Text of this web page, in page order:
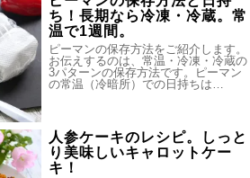
ち！長期なら冷凍・冷蔵。常
温で1週間。
ピーマンの保存方法をご紹介します。
お伝えするのは、常温・冷凍・冷蔵の
3パターンの保存方法です。ピーマン
の常温（冷暗所）での日持ちは…
人参ケーキのレシピ。しっと
り美味しいキャロットケー
キ！